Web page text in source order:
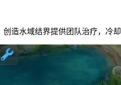
创造水域结界提供团队治疗，冷